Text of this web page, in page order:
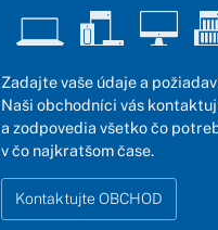
Zadajte vaše údaje a
Naši obchodníci vás
a zodpovedia všetko čo
v čo najkratšom čase.
Kontaktujte OBCHOD